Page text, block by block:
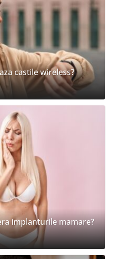
castile wireless?
implanturile mamare?